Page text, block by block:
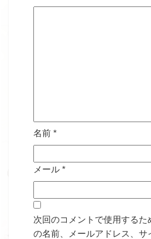
名前 *
メール *
次回のコメントで使用するた
の名前、メールアドレス、サ